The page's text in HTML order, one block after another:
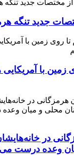
جدید تنگه
زمین با
در
وعده درست